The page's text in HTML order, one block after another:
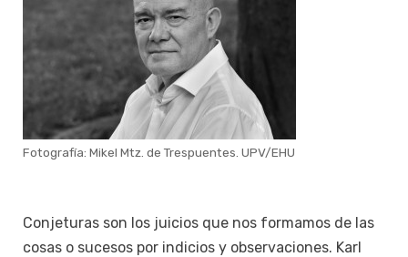
Fotografía: Mikel Mtz. de Trespuentes. UPV/EHU
Conjeturas son los juicios que nos formamos de las
cosas o sucesos por indicios y observaciones. Karl